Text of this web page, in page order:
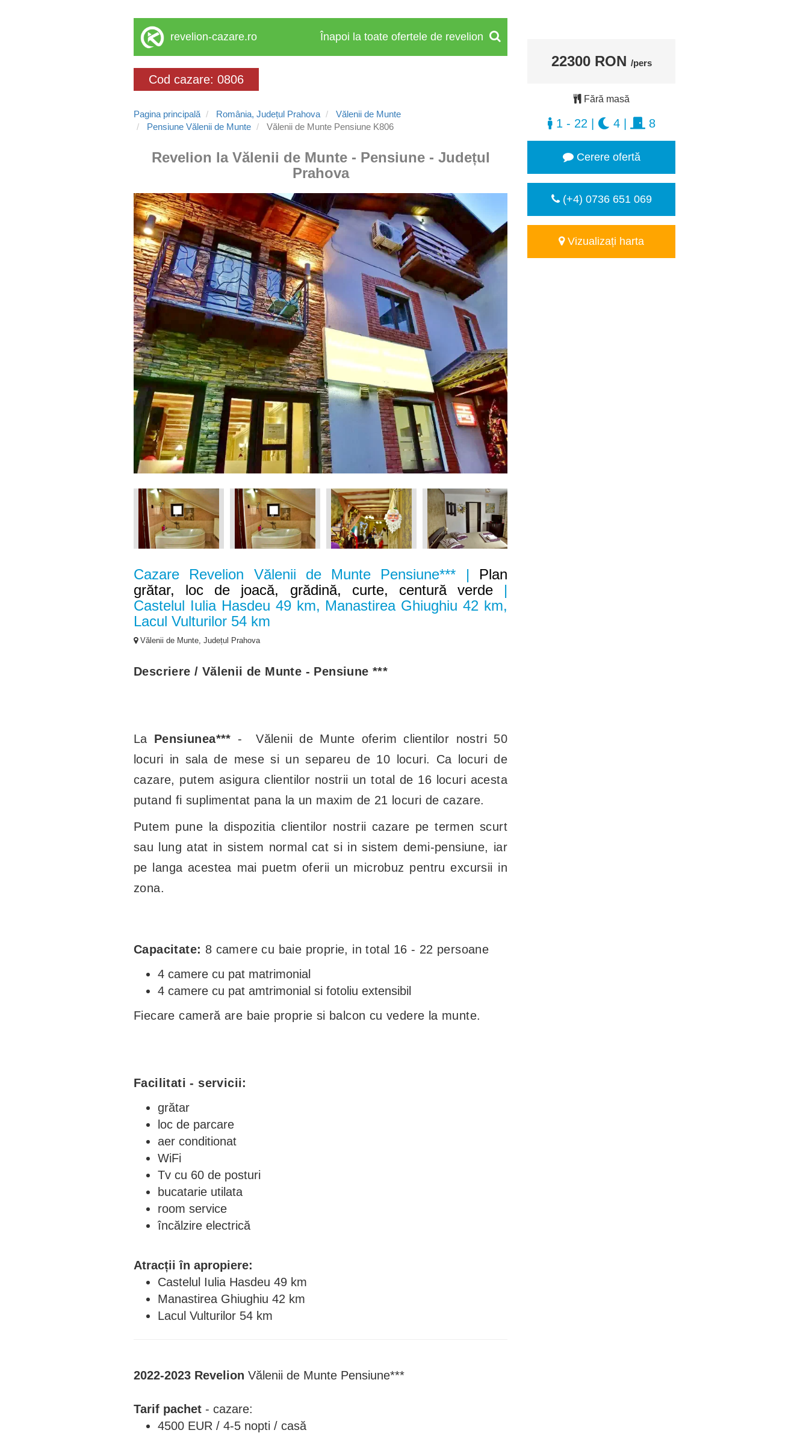
revelion-cazare.ro Înapoi la toate ofertele de revelion
Cod cazare: 0806
Pagina principală România, Județul Prahova
Vălenii de Munte
Pensiune Vălenii de Munte
Vălenii de Munte Pensiune K806
Revelion la Vălenii de Munte - Pensiune - Județul
Prahova
Cazare Revelion Vălenii de Munte Pensiune*** | Plan
grătar, loc de joacă, grădină, curte, centură verde|
Castelul Iulia Hasdeu 49 km, Manastirea Ghiughiu 42 km,
Lacul Vulturilor 54 km
Vălenii de Munte, Județul Prahova
Descriere / Vălenii de Munte - Pensiune ***
La Pensiunea*** - Vălenii de Munte oferim clientilor nostri 50
locuri in sala de mese si un separeu de 10 locuri. Ca locuri de
cazare, putem asigura clientilor nostrii un total de 16 locuri acesta
putand fi suplimentat pana la un maxim de 21 locuri de cazare.
Putem pune la dispozitia clientilor nostrii cazare pe termen scurt
sau lung atat in sistem normal cat si in sistem demi-pensiune, iar
pe langa acestea mai puetm oferii un microbuz pentru excursii in
zona.
Capacitate: 8 camere cu baie proprie, in total 16 - 22 persoane
4 camere cu pat matrimonial
4 camere cu pat amtrimonial si fotoliu extensibil
Fiecare cameră are baie proprie si balcon cu vedere la munte.
Facilitati - servicii:
grătar
loc de parcare
aer conditionat
WiFi
Tv cu 60 de posturi
bucatarie utilata
room service
încălzire electrică
Atracții în apropiere:
Castelul Iulia Hasdeu 49 km
Manastirea Ghiughiu 42 km
Lacul Vulturilor 54 km
2022-2023 Revelion Vălenii de Munte Pensiune***
Tarif pachet - cazare:
4500 EUR / 4-5 nopti / casă
22300 RON /pers
Fără masă
1 - 22 4| 8
Cerere ofertă
(+4) 0736 651 069
Vizualizați harta